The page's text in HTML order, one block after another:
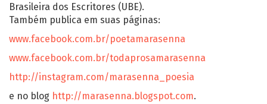
Brasileira dos Escritores (UBE).
Também publica em suas páginas:
www.facebook.com.br/poetamarasenna
www.facebook.com.br/todaprosamarasenna
http://instagram.com/marasenna_poesia
e no blog http://marasenna.blogspot.com.